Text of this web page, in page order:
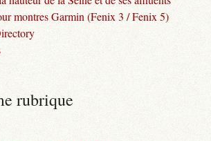
montres Garmin (Fenix 3 / Fenix 5)
rubrique